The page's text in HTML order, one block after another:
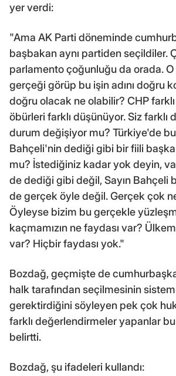
yer verdi:
"Ama AK Parti döneminde
başbakan aynı partiden seçildiler.
parlamento çoğunluğu da orada.
gerçeği görüp bu işin adını doğru
doğru olacak ne olabilir? CHP
öbürleri farklı düşünüyor. Siz farklı
durum değişiyor mu? Türkiye'de
Bahçeli'nin dediği gibi bir fiili
mu? İstediğiniz kadar yok deyin,
de dediği gibi değil, Sayın Bahçeli
de gerçek öyle değil. Gerçek çok
Öyleyse bizim bu gerçekle
kaçmamızın ne faydası var?
var? Hiçbir faydası yok."
Bozdağ, geçmişte de
halk tarafından seçilmesinin
gerektirdiğini söyleyen pek çok
farklı değerlendirmeler yapanlar
belirtti.
Bozdağ, şu ifadeleri kullandı: